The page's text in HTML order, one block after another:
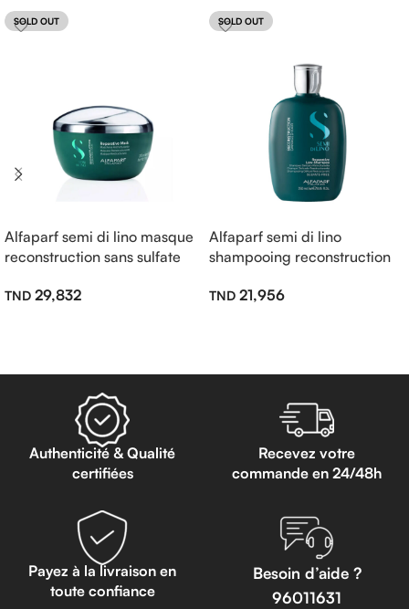
SOLD OUT
Alfaparf semi di lino masque
reconstruction sans sulfate
29,832
SOLD OUT
Alfaparf semi di lino
shampooing reconstruction
21,956
Authenticité & Qualité
certifiées
Recevez votre
commande en 24/48h
Payez à la livraison en
toute confiance
Besoin d’aide ?
96011631